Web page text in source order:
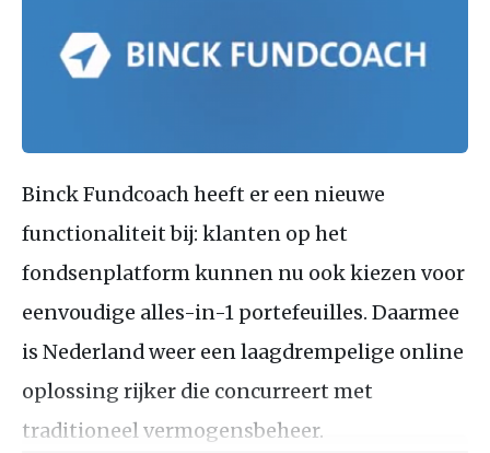
Binck Fundcoach heeft er een nieuwe
functionaliteit bij: klanten op het
fondsenplatform kunnen nu ook kiezen voor
eenvoudige alles-in-1 portefeuilles. Daarmee
is Nederland weer een laagdrempelige online
oplossing rijker die concurreert met
traditioneel vermogensbeheer.